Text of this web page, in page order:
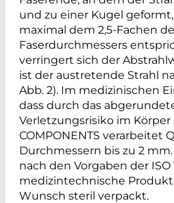
und zu einer Kugel
maximal dem 2,5-Fachen
Faserdurchmessers
verringert sich der
ist der austretende Strahl
Abb. 2). Im medizinischen
dass durch das
Verletzungsrisiko im Körper
COMPONENTS verarbeitet
Durchmessern bis zu 2
nach den Vorgaben der ISO
medizintechnische
Wunsch steril verpackt.